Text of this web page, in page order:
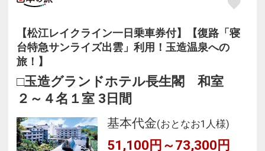
【松江レイクライン一日乗車券付】【復路「寝
台特急サンライズ出雲」利用！玉造温泉への
旅！】
□玉造グランドホテル長生閣 和室
２～４名１室 3日間
基本代金(おとなお1人様)
51,100円～73,300円